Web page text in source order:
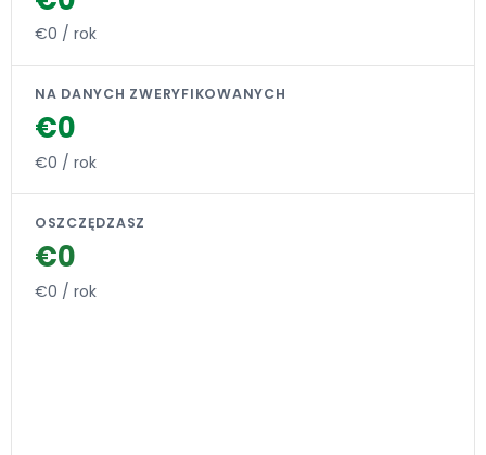
€0 / rok
NA DANYCH ZWERYFIKOWANYCH
€0
€0 / rok
OSZCZĘDZASZ
€0
€0 / rok